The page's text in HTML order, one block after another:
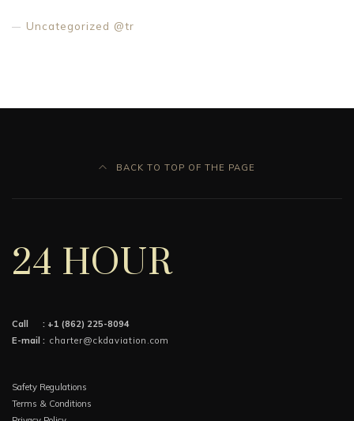
Uncategorized @tr
BACK TO TOP OF THE PAGE
24 HOUR
Call : +1 (862) 225-8094
E-mail : charter@ckdaviation.com
Safety Regulations
Terms & Conditions